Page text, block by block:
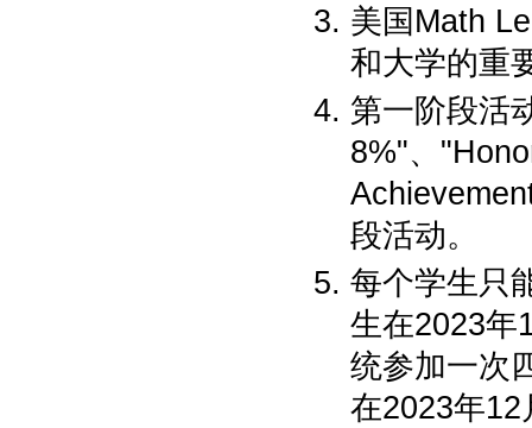
美国Math
和大学的重
第一阶段活
8%"、
段活动。
每个学生只
生在2023年
统参加一次
在2023年